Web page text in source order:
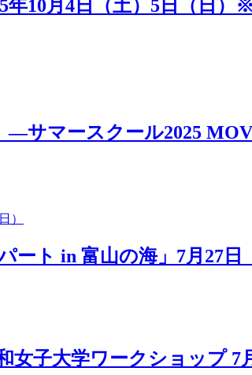
10月4日（土）5日（日
サマースクール2025
ト in 富山の海」7月27日
子大学ワークショップ 7